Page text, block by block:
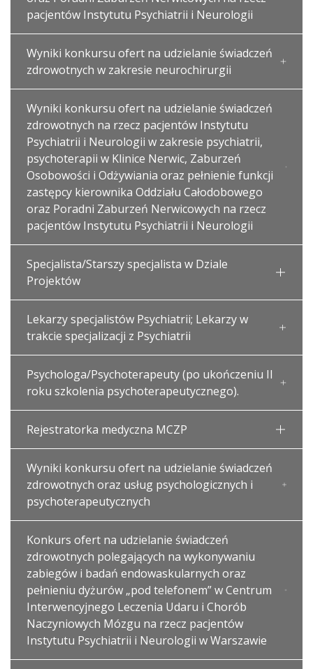
pacjentów Instytutu Psychiatrii i Neurologii
Wyniki konkursu ofert na udzielanie świadczeń
zdrowotnych w zakresie neurochirurgii
Wyniki konkursu ofert na udzielanie świadczeń
zdrowotnych na rzecz pacjentów Instytutu
Psychiatrii i Neurologii w zakresie psychiatrii,
psychoterapii w Klinice Nerwic, Zaburzeń
Osobowości i Odżywiania oraz pełnienie funkcji
zastępcy kierownika Oddziału Całodobowego
oraz Poradni Zaburzeń Nerwicowych na rzecz
pacjentów Instytutu Psychiatrii i Neurologii
Specjalista/Starszy specjalista w Dziale
Projektów
Lekarzy specjalistów Psychiatrii; Lekarzy w
trakcie specjalizacji z Psychiatrii
Psychologa/Psychoterapeuty (po ukończeniu II
roku szkolenia psychoterapeutycznego).
Rejestratorka medyczna MCZP
Wyniki konkursu ofert na udzielanie świadczeń
zdrowotnych oraz usług psychologicznych i
psychoterapeutycznych
Konkurs ofert na udzielanie świadczeń
zdrowotnych polegających na wykonywaniu
zabiegów i badań endowaskularnych oraz
pełnieniu dyżurów „pod telefonem” w Centrum
Interwencyjnego Leczenia Udaru i Chorób
Naczyniowych Mózgu na rzecz pacjentów
Instytutu Psychiatrii i Neurologii w Warszawie